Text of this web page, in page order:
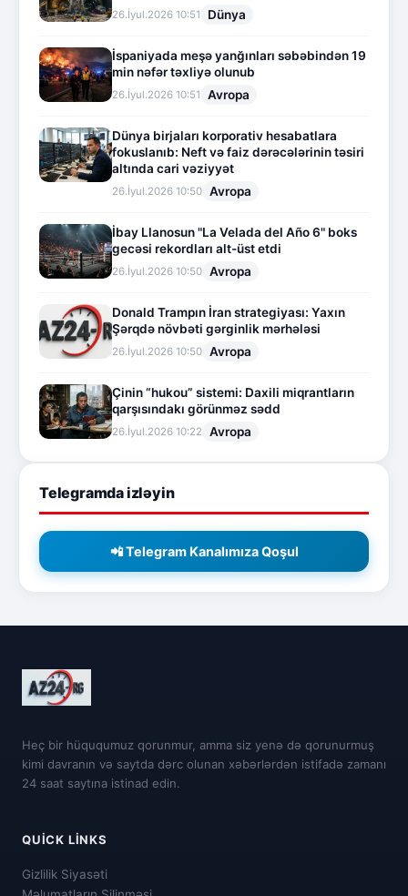
26.İyul.2026 10:51 Dünya
İspaniyada meşə yanğınları səbəbindən 19
min nəfər təxliyə olunub
26.İyul.2026 10:51 Avropa
Dünya birjaları korporativ hesabatlara
fokuslanıb: Neft və faiz dərəcələrinin təsiri
altında cari vəziyyət
26.İyul.2026 10:50 Avropa
İbay Llanosun "La Velada del Año 6" boks
gecəsi rekordları alt-üst etdi
26.İyul.2026 10:50 Avropa
Donald Trampın İran strategiyası: Yaxın
Şərqdə növbəti gərginlik mərhələsi
26.İyul.2026 10:50 Avropa
Çinin “hukou” sistemi: Daxili miqrantların
qarşısındakı görünməz sədd
26.İyul.2026 10:22 Avropa
Telegramda izləyin
📲 Telegram Kanalımıza Qoşul
Heç bir hüququmuz qorunmur, amma siz yenə də qorunurmuş
kimi davranın və saytda dərc olunan xəbərlərdən istifadə zamanı
24 saat saytına istinad edin.
QUICK LINKS
Gizlilik Siyasəti